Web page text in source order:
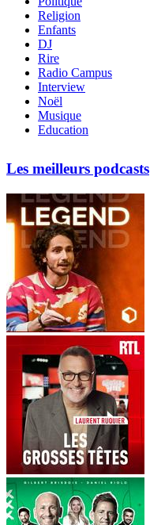
Religion
Enfants
DJ
Rire
Radio Campus
Interview
Noël
Musique
Education
Les meilleurs podcasts